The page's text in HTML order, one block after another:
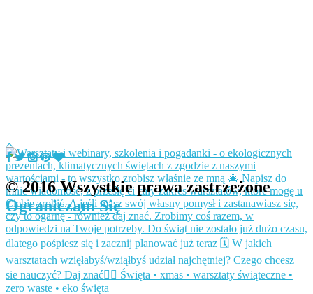
© 2016 Wszystkie prawa zastrzeżone
Ograniczam Się